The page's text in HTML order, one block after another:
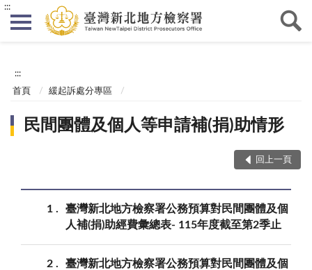
:::
:::
首頁 緩起訴處分專區
民間團體及個人等申請補(捐)助情形
回上一頁
1
臺灣新北地方檢察署公務預算對民間團體及個
人補(捐)助經費彙總表- 115年度截至第2季止
2
臺灣新北地方檢察署公務預算對民間團體及個